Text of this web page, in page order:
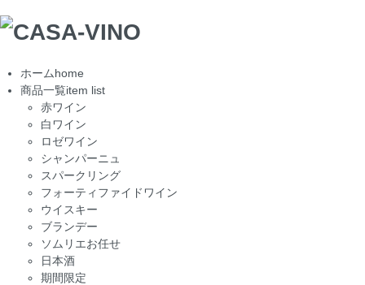
ホームhome
商品一覧item list
赤ワイン
白ワイン
ロゼワイン
シャンパーニュ
スパークリング
フォーティファイドワイン
ウイスキー
ブランデー
ソムリエお任せ
日本酒
期間限定